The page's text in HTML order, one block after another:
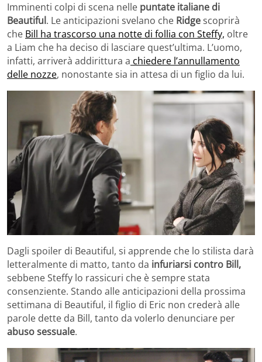
Imminenti colpi di scena nelle puntate italiane di
Beautiful. Le anticipazioni svelano che Ridgescoprirà
che Bill ha trascorso una notte di follia con Steffy, oltre
a Liam che ha deciso di lasciare quest’ultima. L’uomo,
infatti, arriverà addirittura a chiedere l’annullamento
delle nozze, nonostante sia in attesa di un figlio da lui.
Dagli spoiler di Beautiful, si apprende che lo stilista darà
letteralmente di matto, tanto da infuriarsi contro Bill,
sebbene Steffy lo rassicuri che è sempre stata
consenziente. Stando alle anticipazioni della prossima
settimana di Beautiful, il figlio di Eric non crederà alle
parole dette da Bill, tanto da volerlo denunciare per
abuso sessuale.